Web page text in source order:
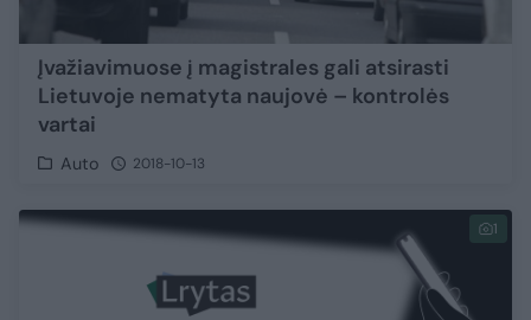
Įvažiavimuose į magistrales gali atsirasti
Lietuvoje nematyta naujovė – kontrolės
vartai
Auto 2018-10-13
1